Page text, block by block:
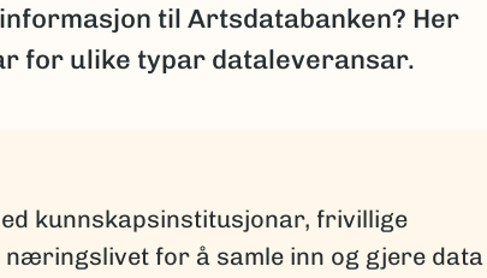
til Artsdatabanken? Her
for ulike typar dataleveransar.
kunnskapsinstitusjonar, frivillige
for å samle inn og gjere data